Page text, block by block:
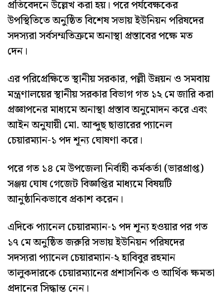
প্রতিবেদনে উল্লেখ করা হয়। পরে পর্যবেক্ষকের
উপস্থিতিতে অনুষ্ঠিত বিশেষ সভায় ইউনিয়ন পরিষদের
সদস্যরা সর্বসম্মতিক্রমে অনাস্থা প্রস্তাবের পক্ষে মত
দেন।
এর পরিপ্রেক্ষিতে স্থানীয় সরকার, পল্লী উন্নয়ন ও সমবায়
মন্ত্রণালয়ের স্থানীয় সরকার বিভাগ গত ১২ মে জারি করা
প্রজ্ঞাপনের মাধ্যমে অনাস্থা প্রস্তাব অনুমোদন করে এবং
আইন অনুযায়ী মো. আব্দুছ ছাত্তারের প্যানেল
চেয়ারম্যান-১ পদ শূন্য ঘোষণা করে।
পরে গত ১৪ মে উপজেলা নির্বাহী কর্মকর্তা (ভারপ্রাপ্ত)
সঞ্জয় ঘোষ গেজেট বিজ্ঞপ্তির মাধ্যমে বিষয়টি
আনুষ্ঠানিকভাবে প্রকাশ করেন।
এদিকে প্যানেল চেয়ারম্যান-১ পদ শূন্য হওয়ার পর গত
১৭ মে অনুষ্ঠিত জরুরি সভায় ইউনিয়ন পরিষদের
সদস্যরা প্যানেল চেয়ারম্যান-২ হাবিবুর রহমান
তালুকদারকে চেয়ারম্যানের প্রশাসনিক ও আর্থিক ক্ষমতা
প্রদানের সিদ্ধান্ত নেন।